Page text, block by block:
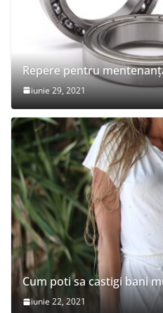
Repere pentru
iunie 29, 2021
Cum poti sa castigi bani
iunie 22, 2021